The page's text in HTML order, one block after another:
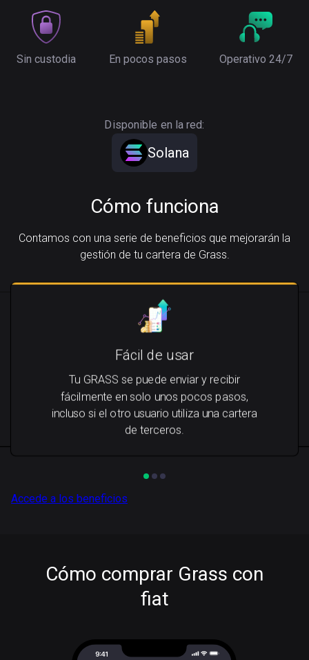
Sin custodia En pocos pasos Operativo 24/7
Disponible en la red:
Solana
Cómo funciona
Contamos con una serie de beneficios que mejorarán la
gestión de tu cartera de Grass.
Fácil de usar
Tu GRASS se puede enviar y recibir
fácilmente en solo unos pocos pasos,
incluso si el otro usuario utiliza una cartera
de terceros.
Accede a los beneficios
Cómo comprar Grass con
fiat